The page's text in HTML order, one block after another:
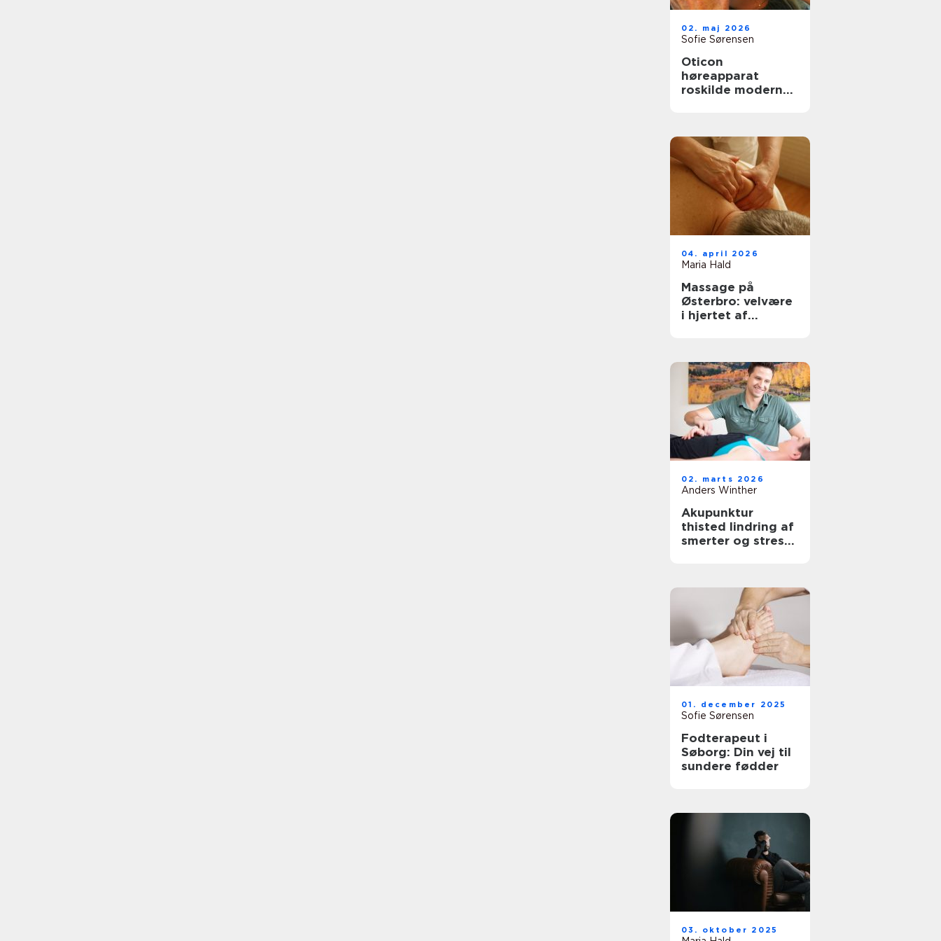
02. maj 2026
Sofie Sørensen
Oticon
høreapparat
roskilde moderne
04. april 2026
Maria Hald
Massage på
Østerbro: velvære
i hjertet af
02. marts 2026
Anders Winther
Akupunktur
thisted lindring af
smerter og stress
01. december 2025
Sofie Sørensen
Fodterapeut i
Søborg: Din vej til
sundere fødder
03. oktober 2025